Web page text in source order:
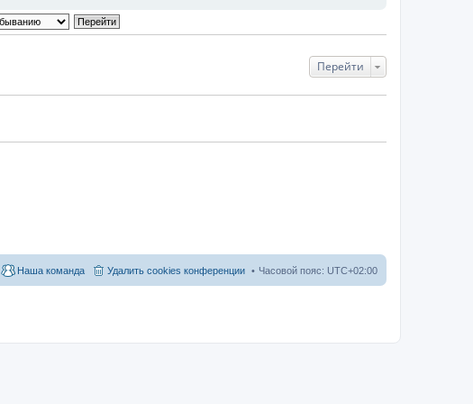
Перейти
Часовой пояс: UTC+02:00
Удалить cookies конференции
Наша команда